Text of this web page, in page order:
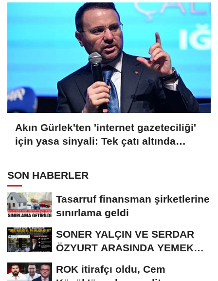
Akın Gürlek'ten 'internet gazeteciliği'
için yasa sinyali: Tek çatı altında
SON HABERLER
Tasarruf finansman şirketlerine
sınırlama geldi
SONER YALÇIN VE SERDAR
ÖZYURT ARASINDA YEMEK
ROK itirafçı oldu, Cem